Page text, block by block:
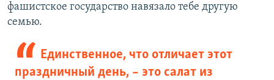
фашистское государство навязало тебе другую
семью.
Единственное, что отличает этот
праздничный день, – это салат из